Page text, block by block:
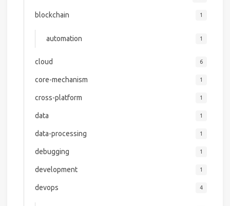
blockchain 1
automation 1
cloud 6
core-mechanism 1
cross-platform 1
data 1
data-processing 1
debugging 1
development 1
devops 4